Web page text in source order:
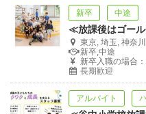
新卒 中途
東京, 埼玉, 神奈川
新卒,中途
新卒入職の場合
長期歓迎
アルバイト